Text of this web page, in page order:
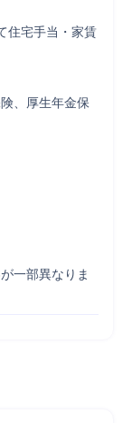
住宅手当・家賃
、厚生年金保
一部異なりま